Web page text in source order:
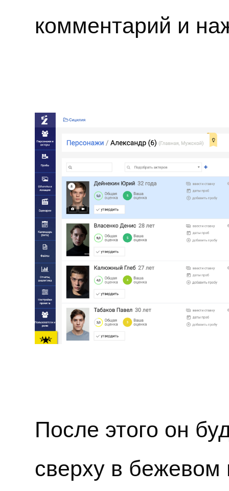
комментарий и
После этого он
сверху в бежевом